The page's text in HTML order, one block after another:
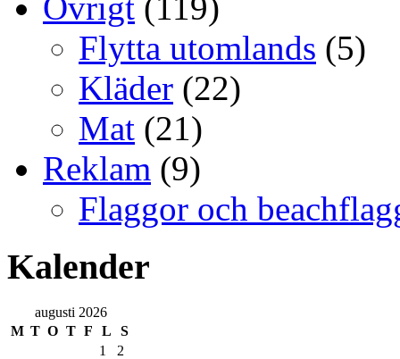
Övrigt (119)
Flytta utomlands (5)
Kläder (22)
Mat (21)
Reklam (9)
Flaggor och
Kalender
augusti 2026
M T O T F L
S
1
2